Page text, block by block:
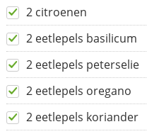
2 citroenen
2 eetlepels basilicum
2 eetlepels peterselie
2 eetlepels oregano
2 eetlepels koriander